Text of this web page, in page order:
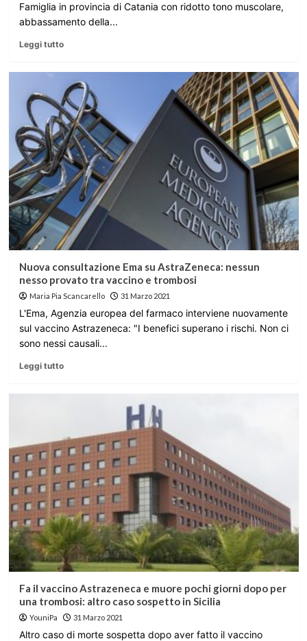
Famiglia in provincia di Catania con ridotto tono muscolare,
abbassamento della...
Leggi tutto
Nuova consultazione Ema su AstraZeneca: nessun
nesso provato tra vaccino e trombosi
Maria Pia Scancarello 31 Marzo 2021
L'Ema, Agenzia europea del farmaco interviene nuovamente
sul vaccino Astrazeneca: "I benefici superano i rischi. Non ci
sono nessi causali...
Leggi tutto
Fa il vaccino Astrazeneca e muore pochi giorni dopo per
una trombosi: altro caso sospetto in Sicilia
YouniPa 31 Marzo 2021
Altro caso di morte sospetta dopo aver fatto il vaccino